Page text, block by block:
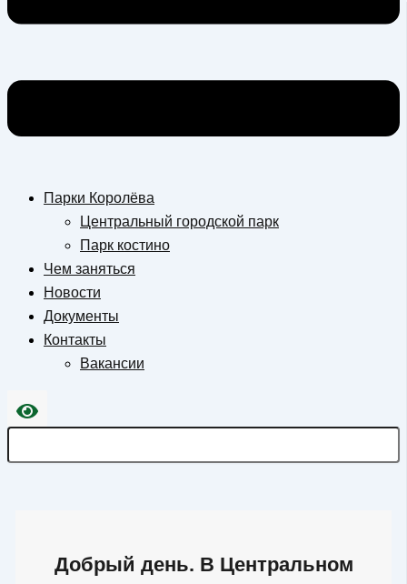
Парки Королёва
Центральный городской парк
Парк костино
Чем заняться
Новости
Документы
Контакты
Вакансии
Добрый день. В Центральном